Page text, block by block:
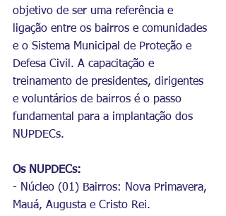
objetivo de ser uma referência e
ligação entre os bairros e comunidades
e o Sistema Municipal de Proteção e
Defesa Civil. A capacitação e
treinamento de presidentes, dirigentes
e voluntários de bairros é o passo
fundamental para a implantação dos
NUPDECs.
Os NUPDECs:
- Núcleo (01) Bairros: Nova Primavera,
Mauá, Augusta e Cristo Rei.